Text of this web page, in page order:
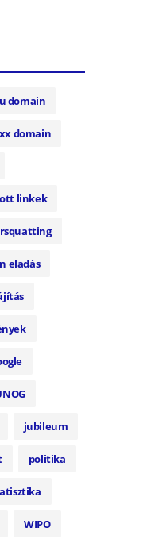
domain
domain
linkek
eladás
jubileum
politika
WIPO